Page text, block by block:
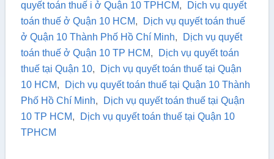
quyết toán thuế i ở Quận 10 TPHCM,
Dịch vụ quyết
toán thuế ở Quận 10 HCM,
Dịch vụ quyết toán thuế
ở Quận 10 Thành Phố Hồ Chí Minh,
Dịch vụ quyết
toán thuế ở Quận 10 TP HCM,
Dịch vụ quyết toán
thuế tại Quận 10,
Dịch vụ quyết toán thuế tại Quận
10 HCM,
Dịch vụ quyết toán thuế tại Quận 10 Thành
Phố Hồ Chí Minh,
Dịch vụ quyết toán thuế tại Quận
10 TP HCM,
Dịch vụ quyết toán thuế tại Quận 10
TPHCM